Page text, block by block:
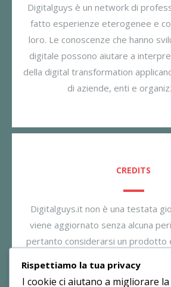
Digitalguys è un network di
fatto esperienze eterogenee e
loro. Le conoscenze che hanno
digitale possono aiutare a
della digital transformation
di aziende, enti e
CREDITS
Digitalguys.it non è una testata
viene aggiornato senza alcuna
pertanto considerarsi un prodotto
essere responsabile per i
Rispettiamo la tua privacy
I cookie ci aiutano a migliorare